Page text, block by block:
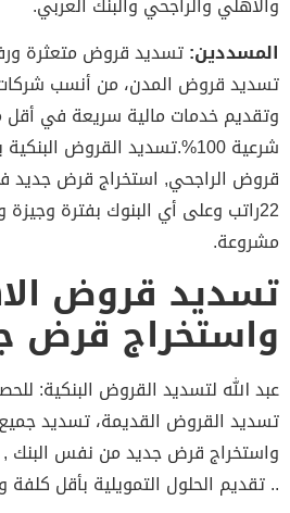
تسديد قروض متعثرة ورفع
قروض المدن، من أنسب شركات
شرعية 100%.تسديد القروض البنكية
الراجحي, استخراج قرض جديد في
وعلى أي البنوك بفترة وجيزة
قروض
قرض
الله لتسديد القروض البنكية:
القروض القديمة، تسديد جميع
الحلول التمويلية بأقل كلفة